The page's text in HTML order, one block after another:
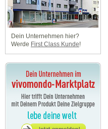
Dein Unternehmen hier?
Werde First Class Kunde!